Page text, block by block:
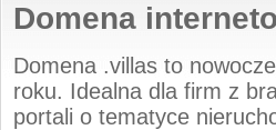
Domena
Domena .villas to
roku. Idealna dla firm z
portali o tematyce